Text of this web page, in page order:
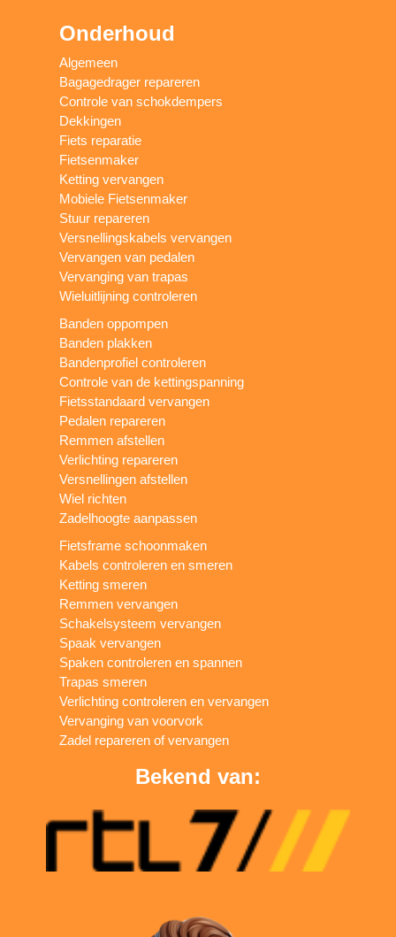
Onderhoud
Algemeen
Bagagedrager repareren
Controle van schokdempers
Dekkingen
Fiets reparatie
Fietsenmaker
Ketting vervangen
Mobiele Fietsenmaker
Stuur repareren
Versnellingskabels vervangen
Vervangen van pedalen
Vervanging van trapas
Wieluitlijning controleren
Banden oppompen
Banden plakken
Bandenprofiel controleren
Controle van de kettingspanning
Fietsstandaard vervangen
Pedalen repareren
Remmen afstellen
Verlichting repareren
Versnellingen afstellen
Wiel richten
Zadelhoogte aanpassen
Fietsframe schoonmaken
Kabels controleren en smeren
Ketting smeren
Remmen vervangen
Schakelsysteem vervangen
Spaak vervangen
Spaken controleren en spannen
Trapas smeren
Verlichting controleren en vervangen
Vervanging van voorvork
Zadel repareren of vervangen
Bekend van: